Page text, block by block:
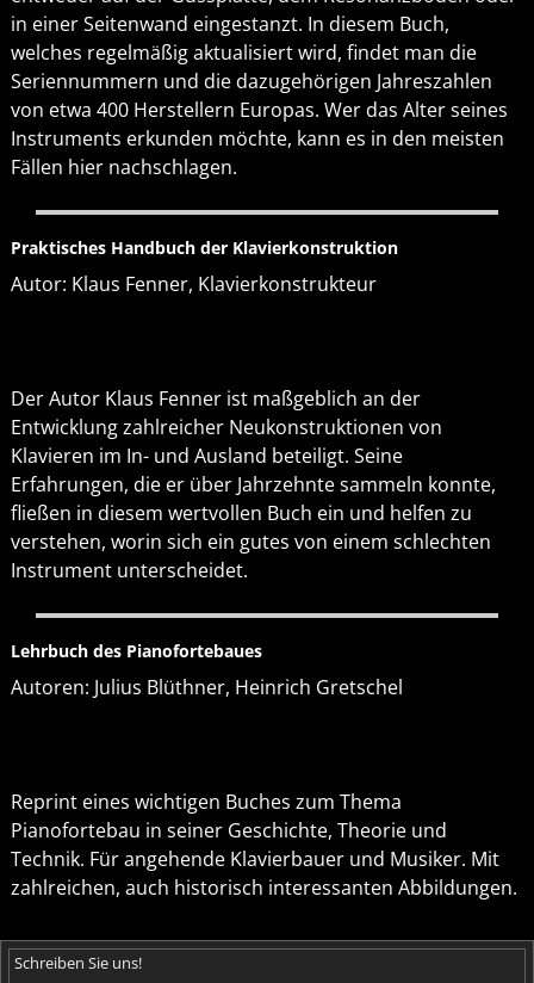
in einer Seitenwand eingestanzt. In diesem Buch,
welches regelmäßig aktualisiert wird, findet man die
Seriennummern und die dazugehörigen Jahreszahlen
von etwa 400 Herstellern Europas. Wer das Alter seines
Instruments erkunden möchte, kann es in den meisten
Fällen hier nachschlagen.
Praktisches Handbuch der Klavierkonstruktion
Autor: Klaus Fenner, Klavierkonstrukteur
Der Autor Klaus Fenner ist maßgeblich an der
Entwicklung zahlreicher Neukonstruktionen von
Klavieren im In- und Ausland beteiligt. Seine
Erfahrungen, die er über Jahrzehnte sammeln konnte,
fließen in diesem wertvollen Buch ein und helfen zu
verstehen, worin sich ein gutes von einem schlechten
Instrument unterscheidet.
Lehrbuch des Pianofortebaues
Autoren: Julius Blüthner, Heinrich Gretschel
Reprint eines wichtigen Buches zum Thema
Pianofortebau in seiner Geschichte, Theorie und
Technik. Für angehende Klavierbauer und Musiker. Mit
zahlreichen, auch historisch interessanten Abbildungen.
Schreiben Sie uns!